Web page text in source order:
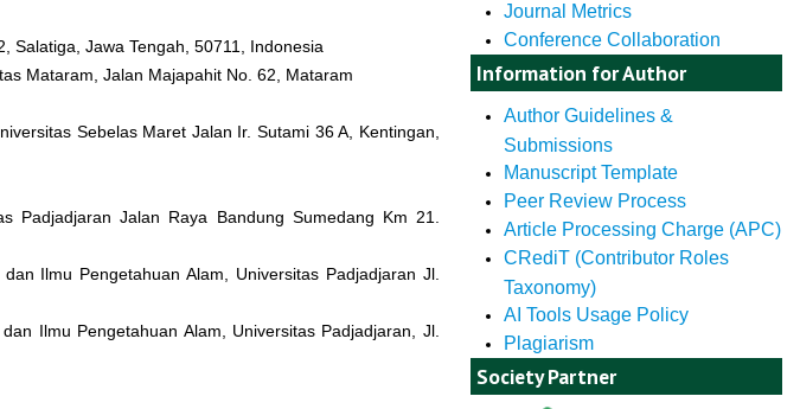
Journal Metrics
Conference Collaboration
Information for Author
Author Guidelines &
Submissions
Manuscript Template
Peer Review Process
Article Processing Charge (APC)
CRediT (Contributor Roles
Taxonomy)
AI Tools Usage Policy
Plagiarism
Society Partner
Salatiga, Jawa Tengah, 50711, Indonesia
Mataram, Jalan Majapahit No. 62, Mataram
Sebelas Maret Jalan Ir. Sutami 36 A, Kentingan,
Padjadjaran Jalan Raya Bandung Sumedang Km 21.
Ilmu Pengetahuan Alam, Universitas Padjadjaran Jl.
Ilmu Pengetahuan Alam, Universitas Padjadjaran, Jl.